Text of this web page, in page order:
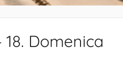
Domenica